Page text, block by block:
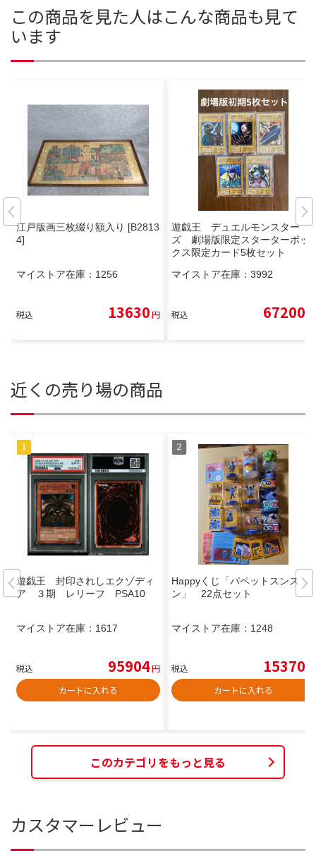
この商品を見た人はこんな商品も見て
います
江戸版画三枚綴り額入り [B2813
4]
マイストア在庫： 1256
税込 13630円
遊戯王 デュエルモンスター
ズ 劇場版限定スターターボッ
クス限定カード5枚セット
マイストア在庫： 3992
税込 67200
近くの売り場の商品
遊戯王 封印されしエクゾディ
ア ３期 レリーフ PSA10
マイストア在庫： 1617
税込 95904円
カートに入れる
Happyくじ「パペットスンス
ン」 22点セット
マイストア在庫： 1248
税込 15370
カートに入れる
このカテゴリをもっと見る
カスタマーレビュー